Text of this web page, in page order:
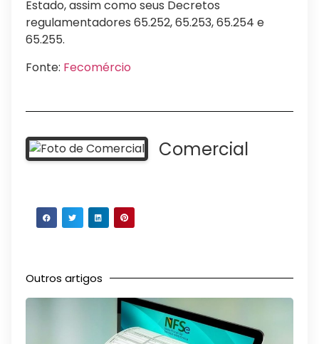
Estado, assim como seus Decretos
regulamentadores 65.252, 65.253, 65.254 e
65.255.
Fonte: Fecomércio
Comercial
Outros artigos